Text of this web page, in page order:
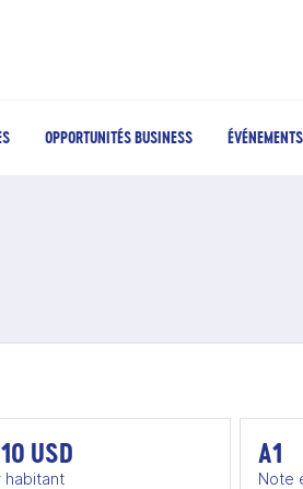
OPPORTUNITÉS BUSINESS ÉVÉNEMENTS
USD
habitant
A1
Note